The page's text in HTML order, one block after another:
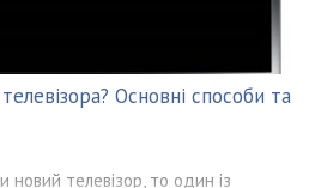
Основні способи та
новий телевізор, то один із